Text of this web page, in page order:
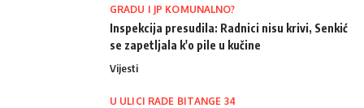
GRADU I JP KOMUNALNO?
Inspekcija presudila: Radnici nisu krivi, Senkić
se zapetljala k'o pile u kučine
Vijesti
U ULICI RADE BITANGE 34